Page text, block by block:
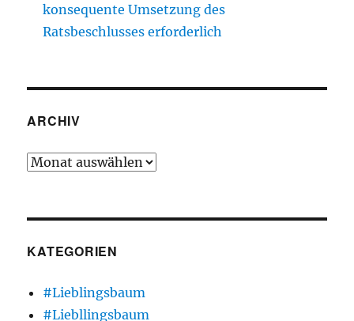
konsequente Umsetzung des
Ratsbeschlusses erforderlich
ARCHIV
Archiv
KATEGORIEN
#Lieblingsbaum
#Liebllingsbaum